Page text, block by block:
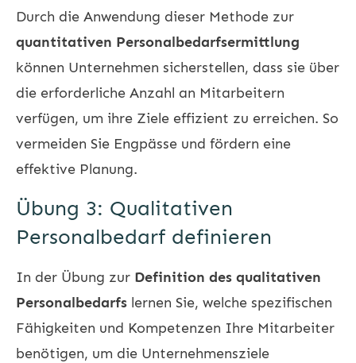
Durch die Anwendung dieser Methode zur
quantitativen Personalbedarfsermittlung
können Unternehmen sicherstellen, dass sie über
die erforderliche Anzahl an Mitarbeitern
verfügen, um ihre Ziele effizient zu erreichen. So
vermeiden Sie Engpässe und fördern eine
effektive Planung.
Übung 3: Qualitativen
Personalbedarf definieren
In der Übung zur Definition des qualitativen
Personalbedarfs lernen Sie, welche spezifischen
Fähigkeiten und Kompetenzen Ihre Mitarbeiter
benötigen, um die Unternehmensziele